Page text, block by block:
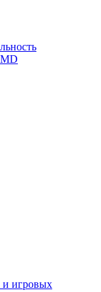
и игровых